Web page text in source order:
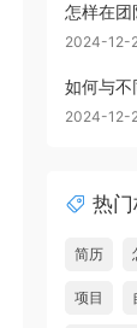
怎样在团
2024-12-
如何与不
2024-12-
热
简历
项目